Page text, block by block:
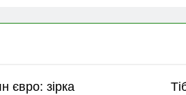
євро: зірка